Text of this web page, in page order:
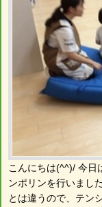
こんにちは(^^)/ 今日
ンポリンを行いまし
とは違うので、テン